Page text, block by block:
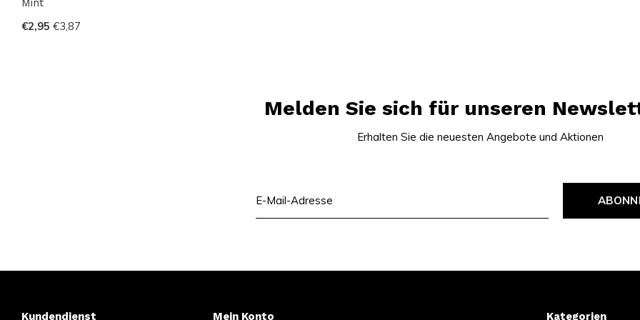
Mint
€2,95 €3,87
Melden Sie sich für unseren
Erhalten Sie die neuesten Angebote und Aktionen
Kundendienst Mein Konto Kategorien